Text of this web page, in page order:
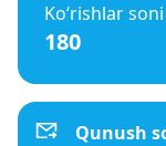
Ko‘rishlar soni
180
Qunush